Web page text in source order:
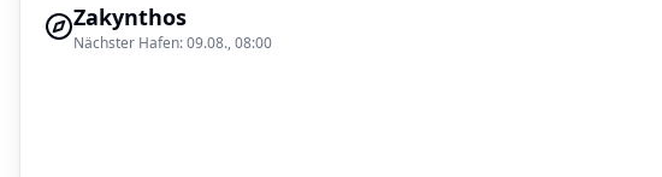
Zakynthos
Nächster Hafen:09.08., 08:00